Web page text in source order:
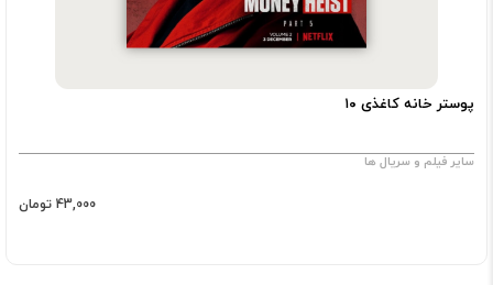
پوستر خانه کاغذی ۱۰
سایر فیلم و سریال ها
43,000 تومان